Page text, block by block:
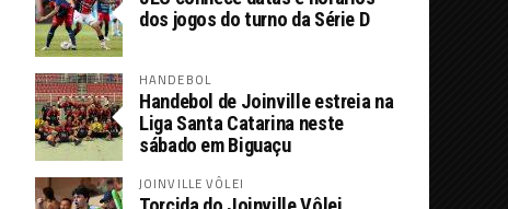
dos jogos do turno da Série D
HANDEBOL
Handebol de Joinville estreia na
Liga Santa Catarina neste
sábado em Biguaçu
JOINVILLE VÔLEI